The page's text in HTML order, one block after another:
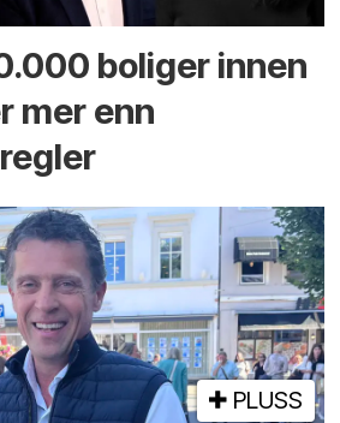
boliger innen
mer enn
PLUSS